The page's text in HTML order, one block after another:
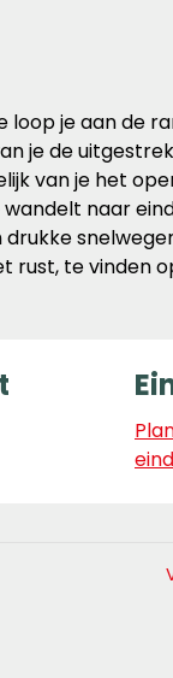
loop je aan de
je de
van je het
naar
rust, te vinden